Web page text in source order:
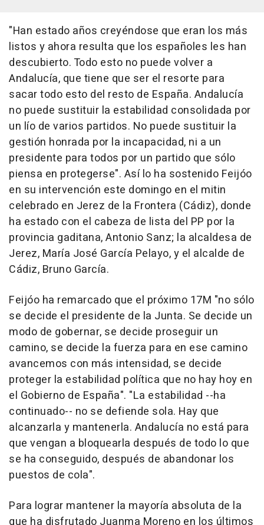
"Han estado años creyéndose que eran los más
listos y ahora resulta que los españoles les han
descubierto. Todo esto no puede volver a
Andalucía, que tiene que ser el resorte para
sacar todo esto del resto de España. Andalucía
no puede sustituir la estabilidad consolidada por
un lío de varios partidos. No puede sustituir la
gestión honrada por la incapacidad, ni a un
presidente para todos por un partido que sólo
piensa en protegerse". Así lo ha sostenido Feijóo
en su intervención este domingo en el mitin
celebrado en Jerez de la Frontera (Cádiz), donde
ha estado con el cabeza de lista del PP por la
provincia gaditana, Antonio Sanz; la alcaldesa de
Jerez, María José García Pelayo, y el alcalde de
Cádiz, Bruno García.
Feijóo ha remarcado que el próximo 17M "no sólo
se decide el presidente de la Junta. Se decide un
modo de gobernar, se decide proseguir un
camino, se decide la fuerza para en ese camino
avancemos con más intensidad, se decide
proteger la estabilidad política que no hay hoy en
el Gobierno de España". "La estabilidad --ha
continuado-- no se defiende sola. Hay que
alcanzarla y mantenerla. Andalucía no está para
que vengan a bloquearla después de todo lo que
se ha conseguido, después de abandonar los
puestos de cola".
Para lograr mantener la mayoría absoluta de la
que ha disfrutado Juanma Moreno en los últimos